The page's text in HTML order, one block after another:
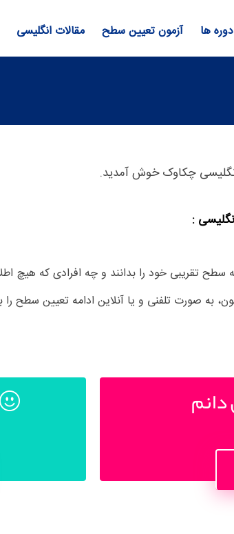
دوره ها آزمون تعیین سطح مقالات انگلیسی
چکاوک خوش آمدید.
: